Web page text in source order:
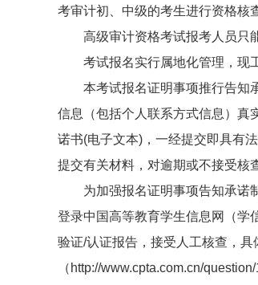
考审计初、中级的考生进行资格核
高级审计资格考试报考人员只
考试报名实行属地化管理，现
本考试报名证明事项推行告知
信息（包括个人联系方式信息）真
诺书(电子文本)，一经提交即具有
提交有关材料，对逾期或不接受核
为加强报名证明事项告知承诺
登录中国高等教育学生信息网（学
验证/认证报告，接受人工核查，
（http://www.cpta.com.cn/question/